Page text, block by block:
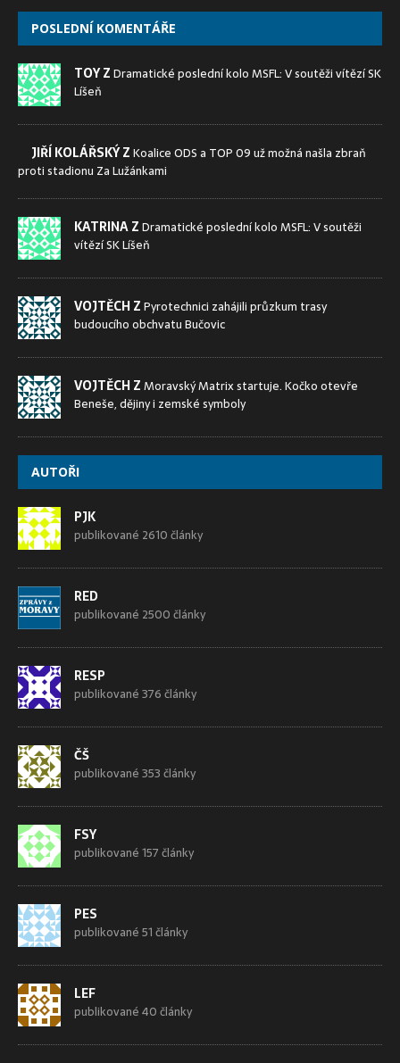
POSLEDNÍ KOMENTÁŘE
TOY ZDramatické poslední kolo MSFL: V soutěži vítězí SK
Líšeň
JIŘÍ KOLÁŘSKÝ ZKoalice ODS a TOP 09 už možná našla zbraň
proti stadionu Za Lužánkami
KATRINA ZDramatické poslední kolo MSFL: V soutěži
vítězí SK Líšeň
VOJTĚCH ZPyrotechnici zahájili průzkum trasy
budoucího obchvatu Bučovic
VOJTĚCH ZMoravský Matrix startuje. Kočko otevře
Beneše, dějiny i zemské symboly
AUTOŘI
PJK
publikované 2610 články
RED
publikované 2500 články
RESP
publikované 376 články
ČŠ
publikované 353 články
FSY
publikované 157 články
PES
publikované 51 články
LEF
publikované 40 články